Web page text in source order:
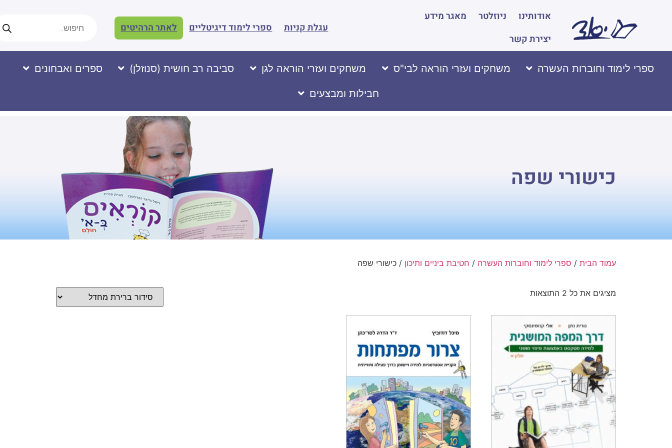
אודותינו ניוזלטר
מאגר מידע
יצירת קשר
עגלת קניות ספרי לימוד דיגיטליים לאתר הרהיטים
ספרי לימוד וחוברות העשרה משחקים ועזרי הוראה לבי"ס משחקים ועזרי הוראה לגן סביבה רב חושית (סנוזלן) ספרים ואבחונים
חבילות ומבצעים
כישורי שפה
עמוד הבית / ספרי לימוד וחוברות העשרה / חטיבת ביניים ותיכון / כישורי שפה
מציגים את כל ⁦2⁩ התוצאות